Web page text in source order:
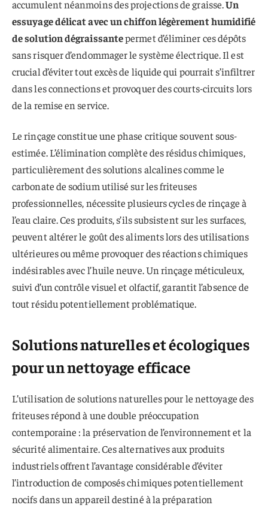
accumulent néanmoins des projections de graisse.Un
essuyage délicat avec un chiffon légèrement humidifié
de solution dégraissantepermet d’éliminer ces dépôts
sans risquer d’endommager le système électrique. Il est
crucial d’éviter tout excès de liquide qui pourrait s’infiltrer
dans les connections et provoquer des courts-circuits lors
de la remise en service.
Le rinçage constitue une phase critique souvent sous-
estimée. L’élimination complète des résidus chimiques,
particulièrement des solutions alcalines comme le
carbonate de sodium utilisé sur les friteuses
professionnelles, nécessite plusieurs cycles de rinçage à
l’eau claire. Ces produits, s’ils subsistent sur les surfaces,
peuvent altérer le goût des aliments lors des utilisations
ultérieures ou même provoquer des réactions chimiques
indésirables avec l’huile neuve. Un rinçage méticuleux,
suivi d’un contrôle visuel et olfactif, garantit l’absence de
tout résidu potentiellement problématique.
Solutions naturelles et écologiques
pour un nettoyage efficace
L’utilisation de solutions naturelles pour le nettoyage des
friteuses répond à une double préoccupation
contemporaine : la préservation de l’environnement et la
sécurité alimentaire. Ces alternatives aux produits
industriels offrent l’avantage considérable d’éviter
l’introduction de composés chimiques potentiellement
nocifs dans un appareil destiné à la préparation